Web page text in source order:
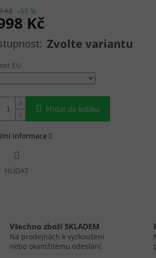
Kč –50 %
Kč
cena: Zvolte variantu
EU
Přidat do košíku
informace
HLÍDAT
Všechno zboží SKLADEM
Na prodejnách k vyzkoušení
nebo okamžitému odeslání.